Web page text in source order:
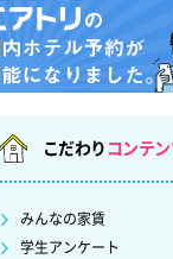
こだわり コンテ
みんなの家賃
学生アンケート